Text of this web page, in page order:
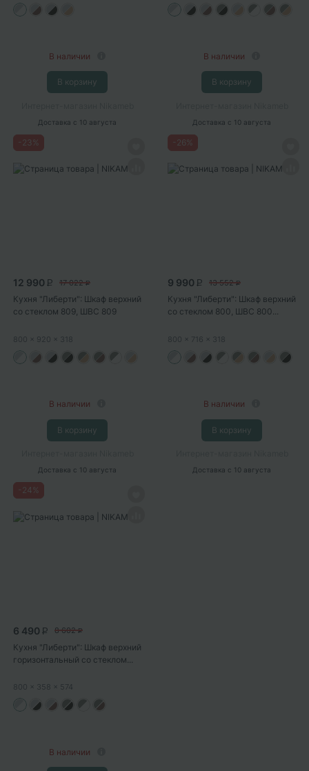
В наличии
В корзину
Доставка с 10 августа
В наличии
В корзину
Доставка с 10 августа
23 %
12 990 P 17 022 P
Кухня "Либерти": Шкаф верхний
со стеклом 809, ШВС 809
800 x 920 x 318
В наличии
В корзину
Доставка с 10 августа
26%
9 990 P 13 552 P
Кухня "Либерти": Шкаф верхний
со стеклом 800, ШВС 800...
800 x 716 x 318
В наличии
В корзину
Доставка с 10 августа
24 %
6 490 P 8 602 P
Кухня "Либерти": Шкаф верхний
горизонтальный со стеклом...
800 x 358 x 574
В наличии